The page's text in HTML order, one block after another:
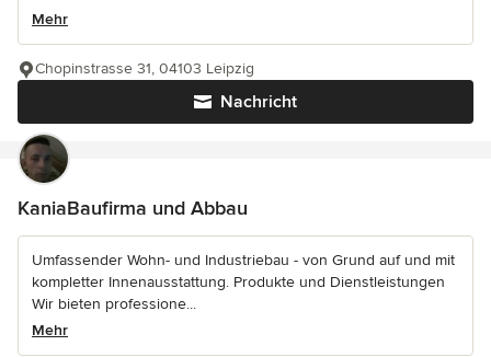
Mehr
Nachricht
Chopinstrasse 31, 04103 Leipzig
KaniaBaufirma und Abbau
Umfassender Wohn- und Industriebau - von Grund auf und mit
kompletter Innenausstattung. Produkte und Dienstleistungen
Wir bieten professione...
Mehr